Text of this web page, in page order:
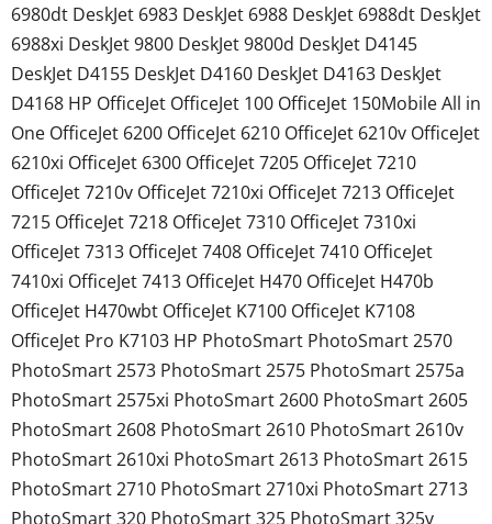
6980dt DeskJet 6983 DeskJet 6988 DeskJet 6988dt DeskJet
6988xi DeskJet 9800 DeskJet 9800d DeskJet D4145
DeskJet D4155 DeskJet D4160 DeskJet D4163 DeskJet
D4168 HP OfficeJet OfficeJet 100 OfficeJet 150Mobile All in
One OfficeJet 6200 OfficeJet 6210 OfficeJet 6210v OfficeJet
6210xi OfficeJet 6300 OfficeJet 7205 OfficeJet 7210
OfficeJet 7210v OfficeJet 7210xi OfficeJet 7213 OfficeJet
7215 OfficeJet 7218 OfficeJet 7310 OfficeJet 7310xi
OfficeJet 7313 OfficeJet 7408 OfficeJet 7410 OfficeJet
7410xi OfficeJet 7413 OfficeJet H470 OfficeJet H470b
OfficeJet H470wbt OfficeJet K7100 OfficeJet K7108
OfficeJet Pro K7103 HP PhotoSmart PhotoSmart 2570
PhotoSmart 2573 PhotoSmart 2575 PhotoSmart 2575a
PhotoSmart 2575xi PhotoSmart 2600 PhotoSmart 2605
PhotoSmart 2608 PhotoSmart 2610 PhotoSmart 2610v
PhotoSmart 2610xi PhotoSmart 2613 PhotoSmart 2615
PhotoSmart 2710 PhotoSmart 2710xi PhotoSmart 2713
PhotoSmart 320 PhotoSmart 325 PhotoSmart 325v